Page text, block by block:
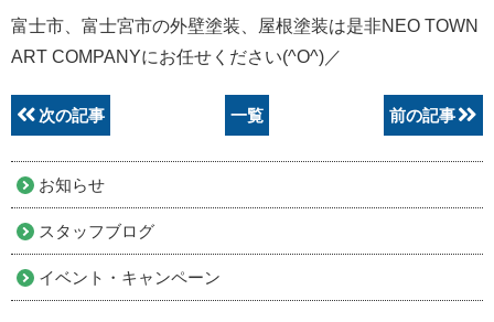
富士市、富士宮市の外壁塗装、屋根塗装は是非NEO TOWN
ART COMPANYにお任せください(^O^)／
次の記事 一覧 前の記事
お知らせ
スタッフブログ
イベント・キャンペーン